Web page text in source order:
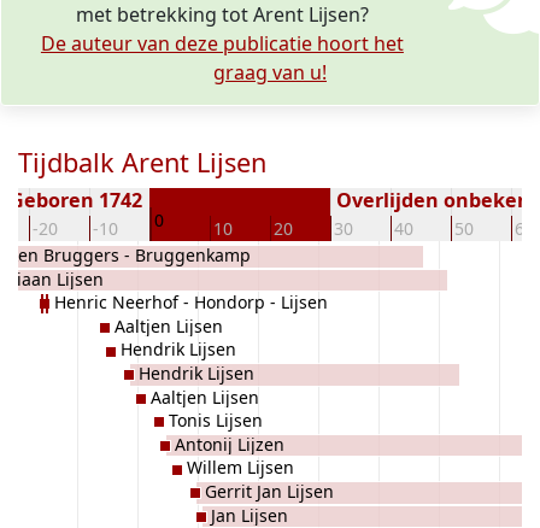
met betrekking tot Arent Lijsen?
De auteur van deze publicatie hoort het
graag van u!
Tijdbalk Arent Lijsen
-20 -10 0 10 20 30 40 50 60
Geboren 1742 Overlijden
Bruggers - Bruggenkamp
Lijsen
Henric Neerhof - Hondorp - Lijsen
Aaltjen Lijsen
Hendrik Lijsen
Hendrik Lijsen
Aaltjen Lijsen
Tonis Lijsen
Antonij Lijzen
Willem Lijsen
Gerrit Jan Lijsen
Jan Lijsen